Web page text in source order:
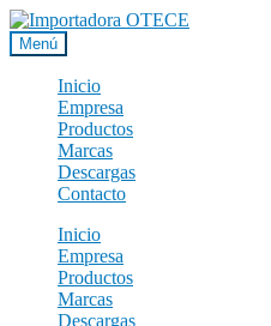
Ir
a
la
navegación
Ir
al
contenido
Menú
Inicio
Empresa
Productos
Marcas
Descargas
Contacto
Inicio
Empresa
Productos
Marcas
Descargas